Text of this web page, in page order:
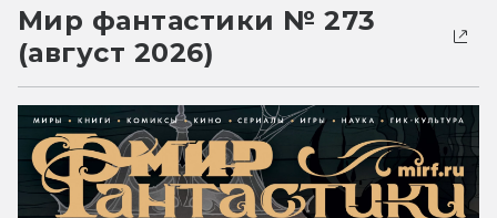
Мир фантастики № 273
(август 2026)